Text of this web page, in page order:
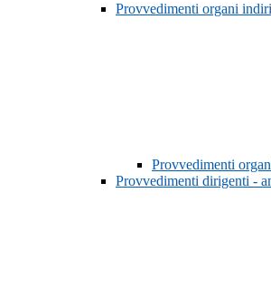
Provvedimenti organi
Provvedimenti
Provvedimenti dirigenti -